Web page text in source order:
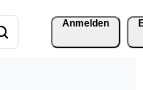
Anmelden